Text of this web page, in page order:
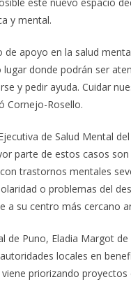
y mental.
apoyo en la salud
donde podrán ser
y pedir ayuda. Cuidar
Cornejo-Rosello.
de Salud Mental
parte de estos casos
trastornos mentales
o problemas del
a su centro más cercano
Puno, Eladia Margot
locales en
priorizando